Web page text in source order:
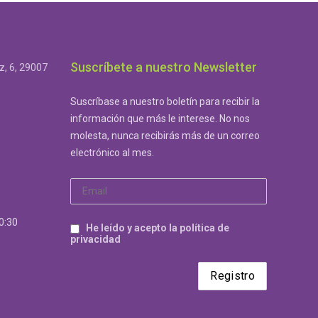
6, 29007 Suscríbete a nuestro Newsletter
Suscríbase a nuestro boletín para recibir la
información que más le interese. No nos
molesta, nunca recibirás más de un correo
electrónico al mes.
He leído y acepto la política de
privacidad